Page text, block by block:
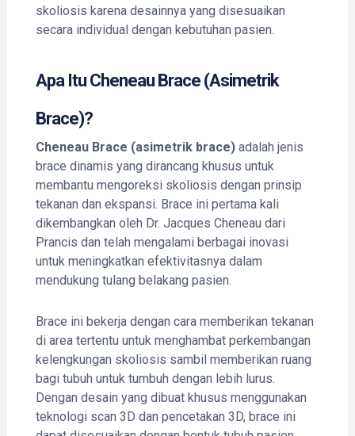
skoliosis karena desainnya yang disesuaikan
secara individual dengan kebutuhan pasien.
Apa Itu Cheneau Brace (Asimetrik
Brace)?
Cheneau Brace (asimetrik brace)adalah jenis
brace dinamis yang dirancang khusus untuk
membantu mengoreksi skoliosis dengan prinsip
tekanan dan ekspansi. Brace ini pertama kali
dikembangkan oleh Dr. Jacques Cheneau dari
Prancis dan telah mengalami berbagai inovasi
untuk meningkatkan efektivitasnya dalam
mendukung tulang belakang pasien.
Brace ini bekerja dengan cara memberikan tekanan
di area tertentu untuk menghambat perkembangan
kelengkungan skoliosis sambil memberikan ruang
bagi tubuh untuk tumbuh dengan lebih lurus.
Dengan desain yang dibuat khusus menggunakan
teknologi scan 3D dan pencetakan 3D, brace ini